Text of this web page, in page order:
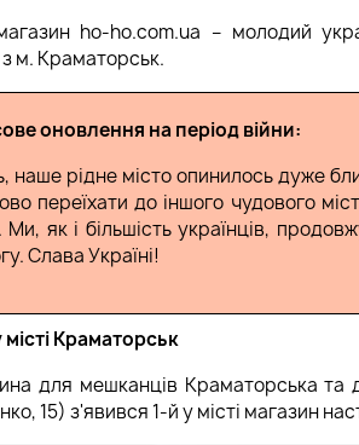
ПОДАРУНКІВ
ЛЮТОГО
ТОП
ho-ho.com.ua – молодий
м. Краматорськ.
оновлення на період війни:
наше рідне місто опинилось дуже
переїхати до іншого чудового
Ми, як і більшість українців,
Слава Україні!
Краматорськ
для мешканців Краматорська та
15) з'явився 1-й у місті магазин